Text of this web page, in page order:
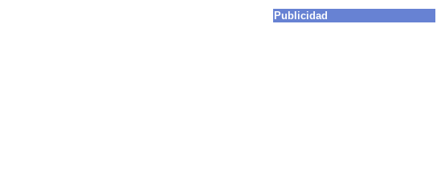
Publicidad